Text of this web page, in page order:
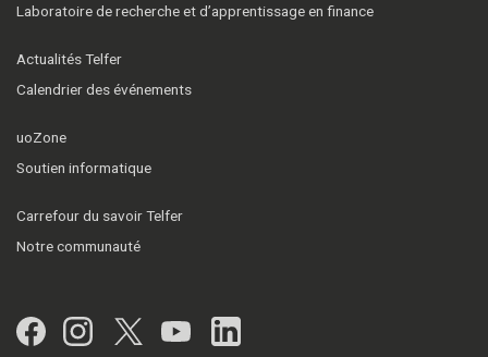
Laboratoire de recherche et d’apprentissage en finance
Actualités Telfer
Calendrier des événements
uoZone
Soutien informatique
Carrefour du savoir Telfer
Notre communauté
Facebook
Instagram
Twitter
YouTubeLinkedIn